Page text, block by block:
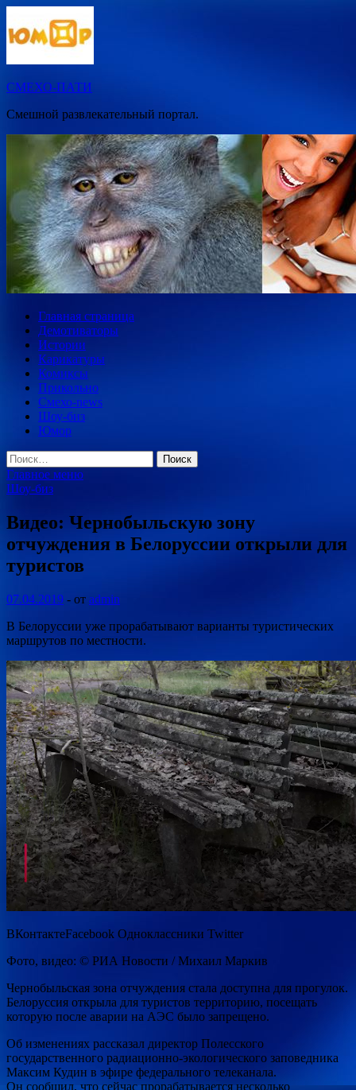
к
содержимому
СМЕХО-ПАТИ
Смешной развлекательный портал.
Главная страница
Демотиваторы
Истории
Карикатуры
Комиксы
Прикольно
Смехо-news
Шоу-биз
Юмор
Найти:
Главное меню
Шоу-биз
Видео: Чернобыльскую зону
отчуждения в Белоруссии открыли для
туристов
07.04.2019 - от admin
В Белоруссии уже прорабатывают варианты туристических
маршрутов по местности.
ВКонтактеFacebook Одноклассники Twitter
Фото, видео: © РИА Новости / Михаил Маркив
Чернобыльская зона отчуждения стала доступна для прогулок.
Белоруссия открыла для туристов территорию, посещать
которую после аварии на АЭС было запрещено.
Об изменениях рассказал директор Полесского
государственного радиационно-экологического заповедника
Максим Кудин в эфире федерального телеканала.
Он сообщил, что сейчас прорабатывается несколько